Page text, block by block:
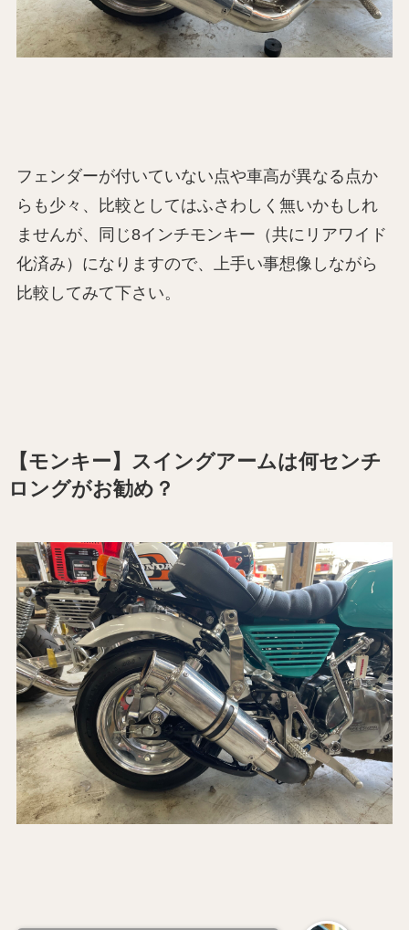
フェンダーが付いていない点や車高が異なる点か
らも少々、比較としてはふさわしく無いかもしれ
ませんが、同じ8インチモンキー（共にリアワイド
化済み）になりますので、上手い事想像しながら
比較してみて下さい。
【モンキー】スイングアームは何センチ
ロングがお勧め？